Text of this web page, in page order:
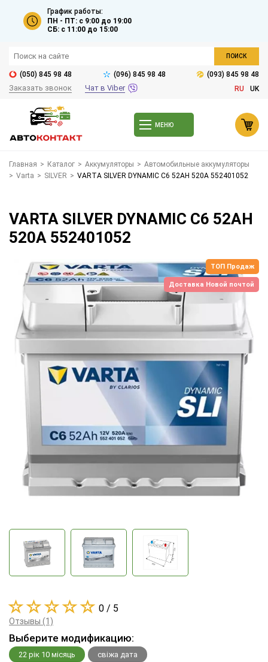
График работы:
ПН - ПТ: с 9:00 до 19:00
СБ: с 11:00 до 15:00
ПОИСК
(050) 845 98 48 (096) 845 98 48 (093) 845 98 48
Заказать звонок Чат в Viber RU UK
МЕНЮ
Главная > Каталог > Аккумуляторы > Автомобильные аккумуляторы
> Varta > SILVER > VARTA SILVER DYNAMIC C6 52АH 520A 552401052
VARTA SILVER DYNAMIC C6 52АH
520A 552401052
ТОП Продаж
Доставка Новой почтой
0 / 5
Отзывы (1)
Выберите модификацию:
22 рік 10 місяць свіжа дата